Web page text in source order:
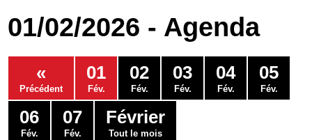
Economie
Services
Contacts
01/02/2026 - Agenda
«
Précédent
01
Fév.
02
Fév.
03
Fév.
04
Fév.
05
Fév.
06
Fév.
07
Fév.
Février
Tout le mois